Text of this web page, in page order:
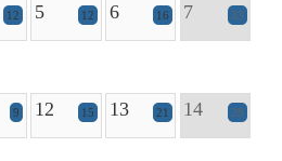
12 5 12 6 16 7 33
9 12 15 13 21 14 28